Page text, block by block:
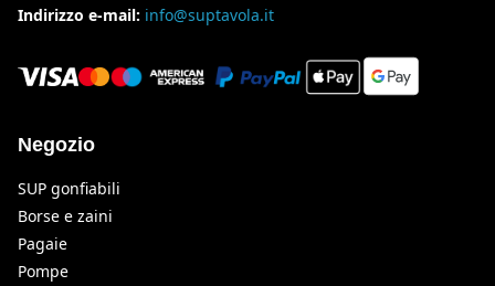
Indirizzo e-mail: info@suptavola.it
Negozio
SUP gonfiabili
Borse e zaini
Pagaie
Pompe